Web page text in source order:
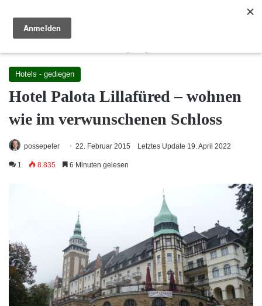
Menü Reisewege Ungarn
Hotels - gediegen
Hotel Palota Lillafüred – wohnen
wie im verwunschenen Schloss
possepeter 22. Februar 2015 Letztes Update 19. April 2022
1 8.835 6 Minuten gelesen